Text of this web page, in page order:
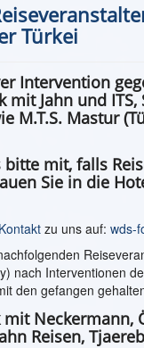
Türkei
Intervention
mit Jahn und
M.T.S. Mastur
bitte mit, falls
Sie in die
Kontakt zu uns auf: wds-
nach Interventionen
den gefangen
Neckermann,
Reisen,